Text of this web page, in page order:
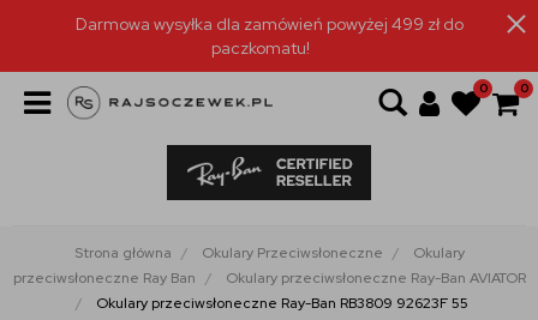
Darmowa wysyłka dla zamówień powyżej 499 zł do
paczkomatu!
0 0
Strona główna Okulary Przeciwsłoneczne
Okulary
przeciwsłoneczne Ray Ban
Okulary przeciwsłoneczne Ray-Ban AVIATOR
Okulary przeciwsłoneczne Ray-Ban RB3809 92623F 55